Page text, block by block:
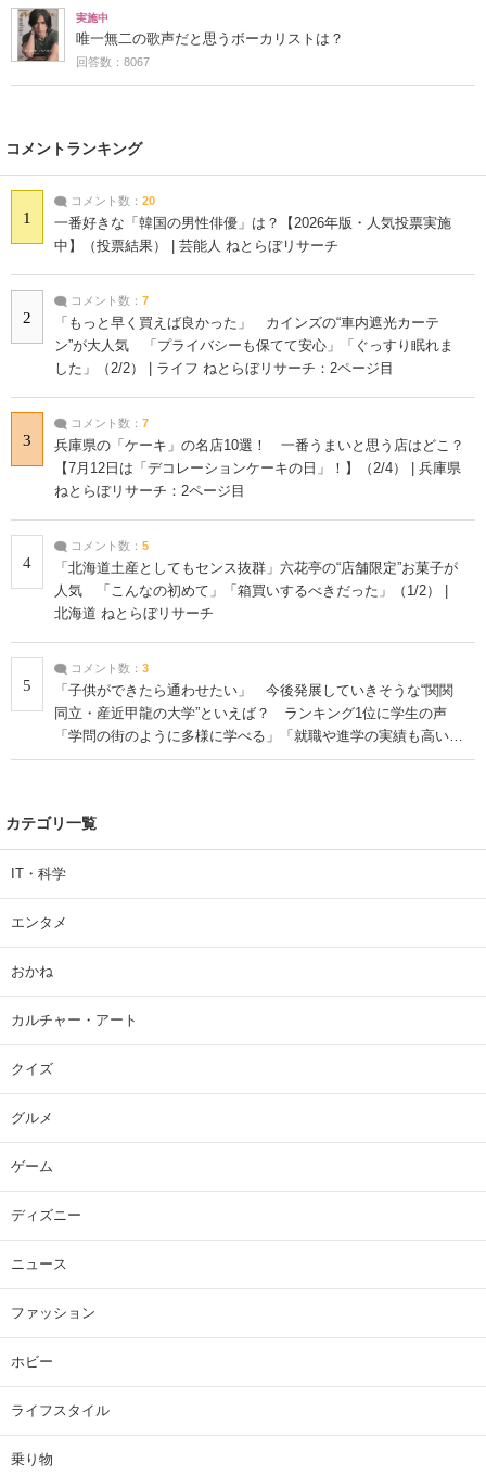
実施中
唯一無二の歌声だと思うボーカリストは？
回答数：8067
コメントランキング
1
コメント数： 20
一番好きな「韓国の男性俳優」は？【2026年版・人気投票実施
中】（投票結果） | 芸能人 ねとらぼリサーチ
2
コメント数： 7
「もっと早く買えば良かった」 カインズの“車内遮光カーテ
ン”が大人気 「プライバシーも保てて安心」「ぐっすり眠れま
した」（2/2） | ライフ ねとらぼリサーチ：2ページ目
3
コメント数： 7
兵庫県の「ケーキ」の名店10選！ 一番うまいと思う店はどこ？
【7月12日は「デコレーションケーキの日」！】（2/4） | 兵庫県
ねとらぼリサーチ：2ページ目
4
コメント数： 5
「北海道土産としてもセンス抜群」六花亭の“店舗限定”お菓子が
人気 「こんなの初めて」「箱買いするべきだった」（1/2） |
北海道 ねとらぼリサーチ
5
コメント数： 3
「子供ができたら通わせたい」 今後発展していきそうな“関関
同立・産近甲龍の大学”といえば？ ランキング1位に学生の声
「学問の街のように多様に学べる」「就職や進学の実績も高い」
| 大学 ねとらぼリサーチ
カテゴリ一覧
IT・科学
エンタメ
おかね
カルチャー・アート
クイズ
グルメ
ゲーム
ディズニー
ニュース
ファッション
ホビー
ライフスタイル
乗り物